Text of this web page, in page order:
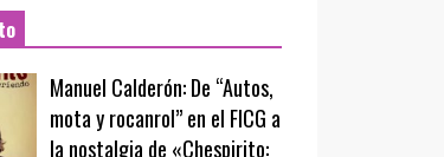
Manuel Calderón: De “Autos,
mota y rocanrol” en el FICG a
la nostalgia de «Chespirito: